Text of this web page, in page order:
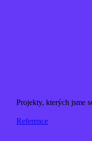
Projekty, kterých jsme
Reference